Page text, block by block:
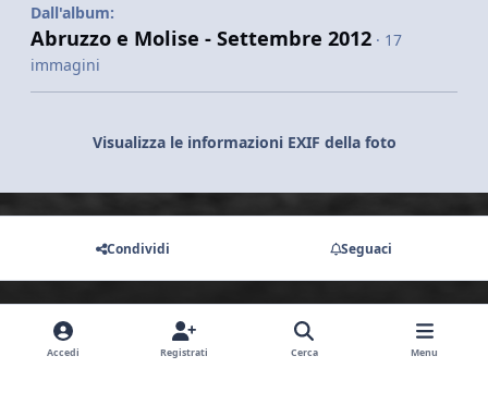
Dall'album:
Abruzzo e Molise - Settembre 2012 · 17
immagini
Visualizza le informazioni EXIF della foto
Condividi Seguaci
Non ci sono commenti da visualizzare.
Accedi Registrati Cerca Menu